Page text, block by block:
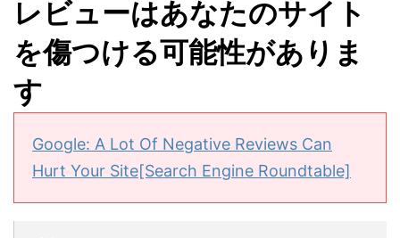
レビューはあなたのサイト
を傷つける可能性がありま
す
Google: A Lot Of Negative Reviews Can
Hurt Your Site[Search Engine Roundtable]